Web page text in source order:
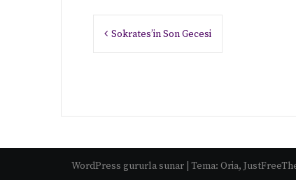
Yazı
Sokrates’in Son Gecesi
WordPress gururla sunar Tema: Oria,